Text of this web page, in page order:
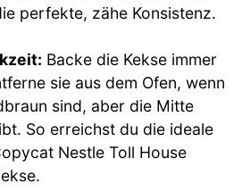
perfekte, zähe Konsistenz.
Backe die Kekse immer
sie aus dem Ofen, wenn
sind, aber die Mitte
So erreichst du die ideale
Nestle Toll House